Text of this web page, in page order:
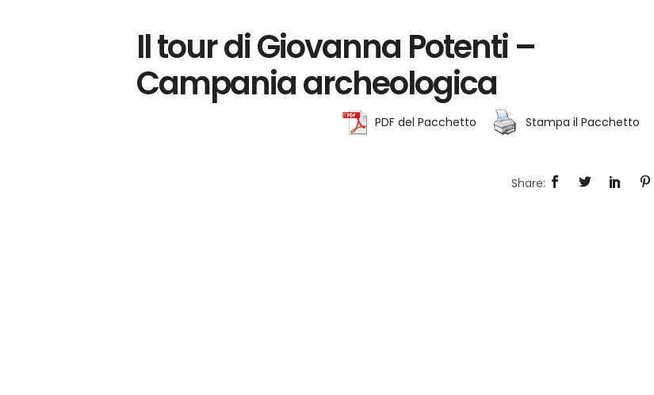
Il tour di Giovanna Potenti –
Campania archeologica
PDF del Pacchetto Stampa il Pacchetto